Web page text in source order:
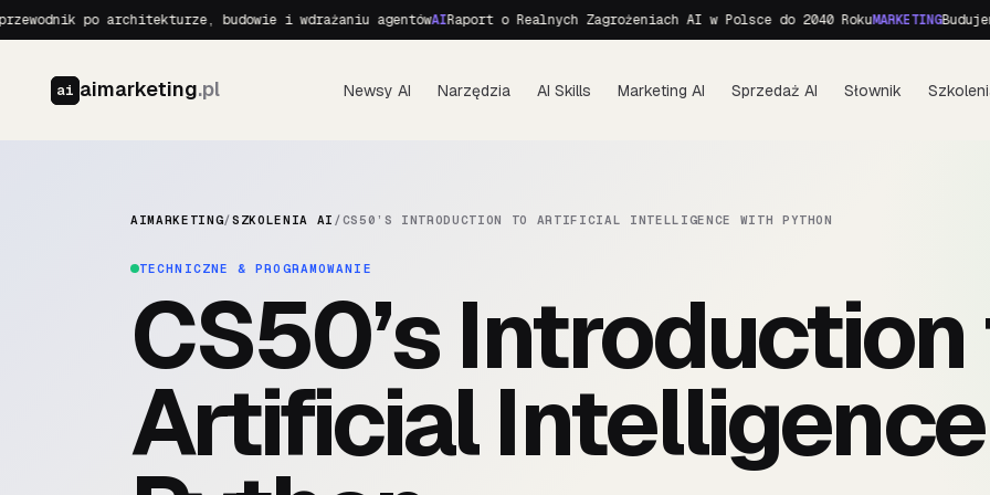
po architekturze, budowie i wdrażaniu agentówAIRaport o Realnych Zagrożeniach AI w Polsce do 2040 RokuMARKETING
ai aimarketing.pl Newsy AI Narzędzia AI Skills Marketing AI Sprzedaż AI Słownik
AIMARKETING/SZKOLENIA AI /CS50’S INTRODUCTION TO ARTIFICIAL INTELLIGENCE WITH PYTHON
TECHNICZNE & PROGRAMOWANIE
CS50’s
Artificial